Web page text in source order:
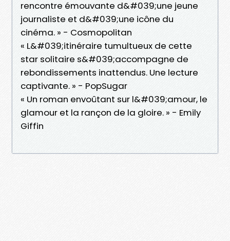
rencontre émouvante d&#039;une jeune
journaliste et d&#039;une icône du
cinéma. » - Cosmopolitan
« L&#039;itinéraire tumultueux de cette
star solitaire s&#039;accompagne de
rebondissements inattendus. Une lecture
captivante. » - PopSugar
« Un roman envoûtant sur l&#039;amour, le
glamour et la rançon de la gloire. » - Emily
Giffin